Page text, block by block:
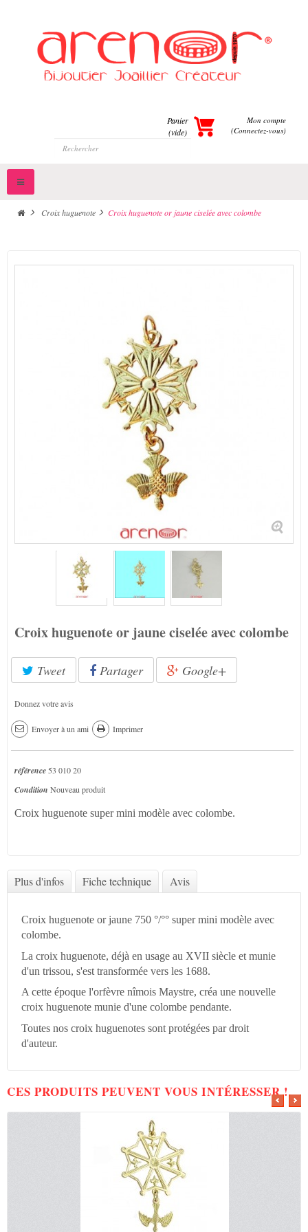
Mon compte
(Connectez-vous)
Panier
(vide)
Toggle
navigation
>
Croix huguenote > Croix huguenote or jaune ciselée avec colombe
Croix huguenote or jaune ciselée avec colombe
Tweet Partager Google+
Donnez votre avis
Envoyer à un ami Imprimer
référence 53 010 20
Condition Nouveau produit
Croix huguenote super mini modèle avec colombe.
Plus d'infos Fiche technique Avis
Croix huguenote or jaune 750 °/°° super mini modèle avec
colombe.
La croix huguenote, déjà en usage au XVII siècle et munie
d'un trissou, s'est transformée vers les 1688.
A cette époque l'orfèvre nîmois Maystre, créa une nouvelle
croix huguenote munie d'une colombe pendante.
Toutes nos croix huguenotes sont protégées par droit
d'auteur.
CES PRODUITS PEUVENT VOUS INTÉRESSER !